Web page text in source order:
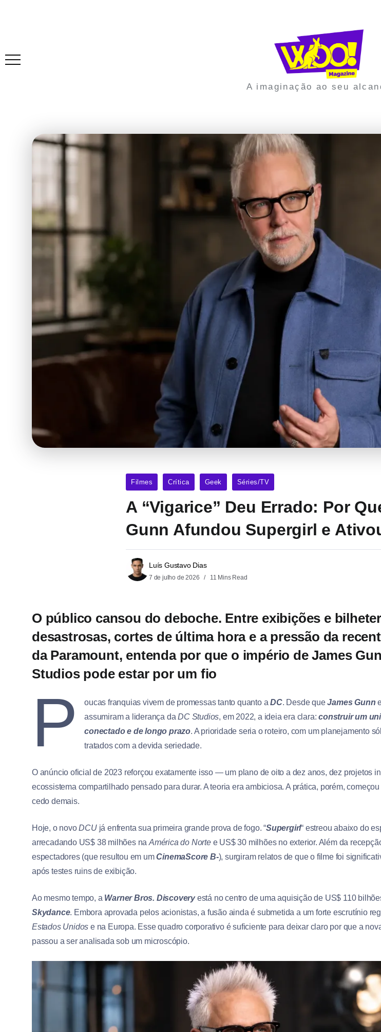
A imaginação ao seu
Filmes Crítica Geek Séries/TV
A “Vigarice” Deu Errado: Por
Gunn Afundou Supergirl e
Luís Gustavo Dias
7 de julho de 2026 11 Mins Read
O público cansou do deboche. Entre exibições e
desastrosas, cortes de última hora e a pressão da
da Paramount, entenda por que o império de James
Studios pode estar por um fio
P oucas franquias vivem de promessas tanto quanto aDC. Desde queJames Gunn
assumiram a liderança daDC Studios, em 2022, a ideia era clara:construir um
conectado e de longo prazo. A prioridade seria o roteiro, com um planejamento
tratados com a devida seriedade.
O anúncio oficial de 2023 reforçou exatamente isso — um plano de oito a dez anos, dez projetos
ecossistema compartilhado pensado para durar. A teoria era ambiciosa. A prática, porém,
cedo demais.
Hoje, o novoDCUjá enfrenta sua primeira grande prova de fogo. “Supergirl“ estreou abaixo do
arrecadando US$ 38 milhões naAmérica do Nortee US$ 30 milhões no exterior. Além da
espectadores (que resultou em umCinemaScore B-), surgiram relatos de que o filme foi
após testes ruins de exibição.
Ao mesmo tempo, a Warner Bros. Discoveryestá no centro de uma aquisição de US$ 110
Skydance. Embora aprovada pelos acionistas, a fusão ainda é submetida a um forte escrutínio
Estados Unidos e na Europa. Esse quadro corporativo é suficiente para deixar claro por que a
passou a ser analisada sob um microscópio.